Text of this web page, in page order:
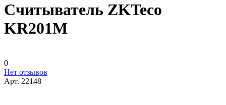
Считыватель ZKTeco
KR201M
0
Нет отзывов
Арт. 22148